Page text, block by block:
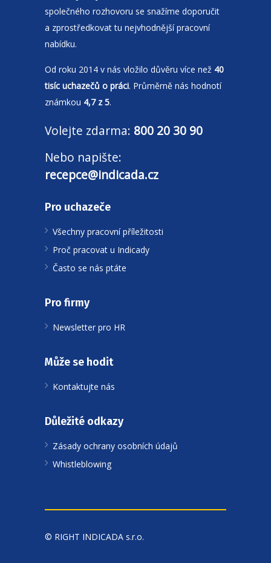
společného rozhovoru se snažíme doporučit
a zprostředkovat tu nejvhodnější pracovní
nabídku.
Od roku 2014 v nás vložilo důvěru více než 40
tisíc uchazečů o práci. Průměrně nás hodnotí
známkou 4,7 z 5.
Volejte zdarma: 800 20 30 90
Nebo napište:
recepce@indicada.cz
Pro uchazeče
Všechny pracovní příležitosti
Proč pracovat u Indicady
Často se nás ptáte
Pro firmy
Newsletter pro HR
Může se hodit
Kontaktujte nás
Důležité odkazy
Zásady ochrany osobních údajů
Whistleblowing
© RIGHT INDICADA s.r.o.